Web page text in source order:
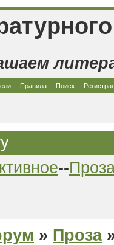
Правила Поиск
--
» Проза